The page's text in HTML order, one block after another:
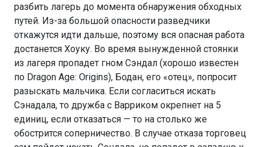
разбить лагерь до момента обнаружения обходных
путей. Из-за большой опасности разведчики
откажутся идти дальше, поэтому вся опасная работа
достанется Хоуку. Во время вынужденной стоянки
из лагеря пропадет гном Сэндал (хорошо известен
по Dragon Age: Origins), Бодан, его «отец», попросит
разыскать мальчика. Если согласиться искать
Сэнадала, то дружба с Варриком окрепнет на 5
единиц, если отказаться — то на столько же
обострится соперничество. В случае отказа торговец